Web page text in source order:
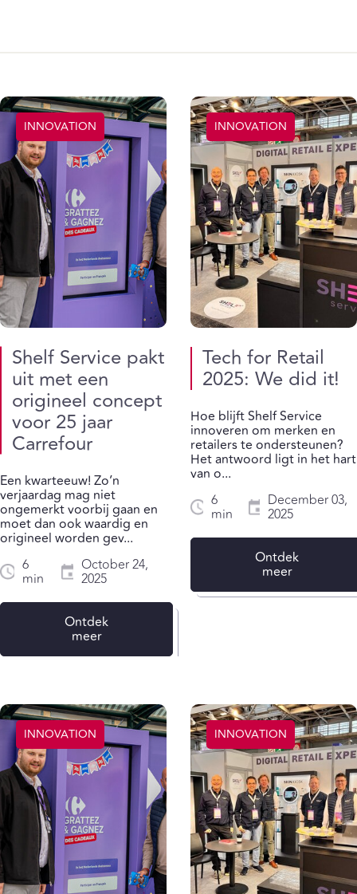
INNOVATION
Shelf Service pakt
uit met een
origineel concept
voor 25 jaar
Carrefour
Een kwarteeuw! Zo’n
verjaardag mag niet
ongemerkt voorbij gaan en
moet dan ook waardig en
origineel worden gev...
6
min
October 24,
2025
Ontdek
meer
INNOVATION
Tech for Retail
2025: We did it!
Hoe blijft Shelf Service
innoveren om merken en
retailers te ondersteunen?
Het antwoord ligt in het hart
van o...
6
min
December 03,
2025
Ontdek
meer
INNOVATION INNOVATION